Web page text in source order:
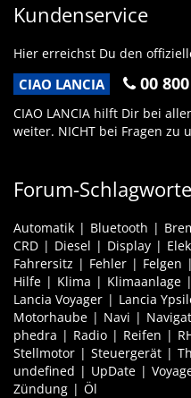
Kundenservice
Hier erreichst Du den
CIAO LANCIA 00
CIAO LANCIA hilft Dir bei
weiter. NICHT bei Fragen zu
Forum-Schlagworte
Automatik Bluetooth
CRD
Diesel Display
Fahrersitz
Fehler Felgen
Hilfe
Klima Klimaanlage
Lancia Voyager
Lancia
Motorhaube
Navi
phedra
Radio Reifen
Stellmotor
Steuergerät
undefined
UpDate
Zündung
Öl